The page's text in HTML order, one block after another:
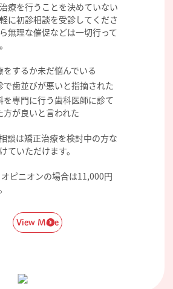
療を行うことを決めていない
に初診相談を受診してくださ
無理な催促などは一切行って
をするか未だ悩んでいる
で歯並びが悪いと指摘された
を専門に行う歯科医師に診て
方が良いと言われた
談は矯正治療を検討中の方な
ていただけます。
ピニオンの場合は11,000円
View More